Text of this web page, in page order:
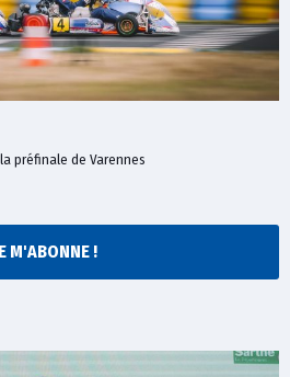
préfinale de Varennes
M'ABONNE !